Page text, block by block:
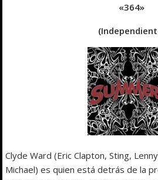
«364»
Clyde Ward (Eric Clapton, Sting,
Michael) es quien está detrás de la